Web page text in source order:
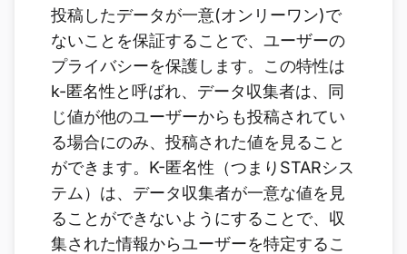
投稿したデータが一意(オンリーワン)で
ないことを保証することで、ユーザーの
プライバシーを保護します。この特性は
k-匿名性と呼ばれ、データ収集者は、同
じ値が他のユーザーからも投稿されてい
る場合にのみ、投稿された値を見ること
ができます。K-匿名性（つまりSTARシス
テム）は、データ収集者が一意な値を見
ることができないようにすることで、収
集された情報からユーザーを特定するこ